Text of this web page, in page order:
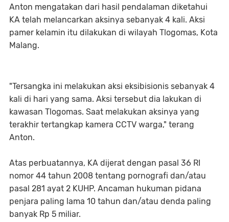
Anton mengatakan dari hasil pendalaman diketahui
KA telah melancarkan aksinya sebanyak 4 kali. Aksi
pamer kelamin itu dilakukan di wilayah Tlogomas, Kota
Malang.
"Tersangka ini melakukan aksi eksibisionis sebanyak 4
kali di hari yang sama. Aksi tersebut dia lakukan di
kawasan Tlogomas. Saat melakukan aksinya yang
terakhir tertangkap kamera CCTV warga," terang
Anton.
Atas perbuatannya, KA dijerat dengan pasal 36 RI
nomor 44 tahun 2008 tentang pornografi dan/atau
pasal 281 ayat 2 KUHP. Ancaman hukuman pidana
penjara paling lama 10 tahun dan/atau denda paling
banyak Rp 5 miliar.